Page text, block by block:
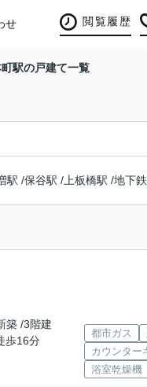
せ 閲覧履歴
駅の戸建て一覧
駅 /保谷駅 / 上板橋駅 /地下
築 /3階建
歩16分
都市ガス
カウンター
浴室乾燥機